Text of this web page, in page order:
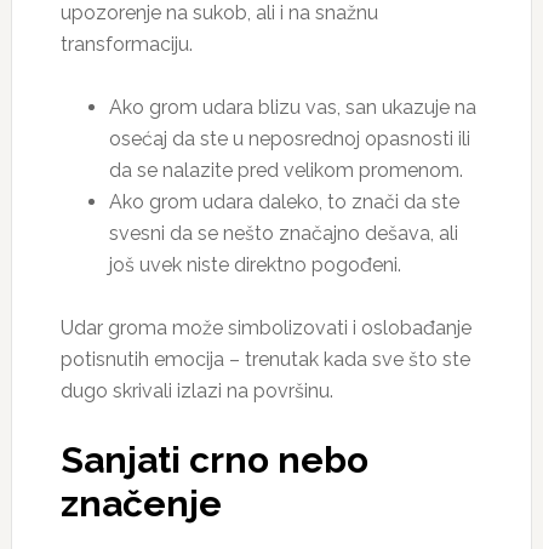
upozorenje na sukob, ali i na snažnu
transformaciju.
Ako grom udara blizu vas, san ukazuje na
osećaj da ste u neposrednoj opasnosti ili
da se nalazite pred velikom promenom.
Ako grom udara daleko, to znači da ste
svesni da se nešto značajno dešava, ali
još uvek niste direktno pogođeni.
Udar groma može simbolizovati i oslobađanje
potisnutih emocija – trenutak kada sve što ste
dugo skrivali izlazi na površinu.
Sanjati crno nebo
značenje